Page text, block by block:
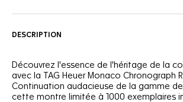
DESCRIPTION
Découvrez l'essence de l'héritage de la
avec la TAG Heuer Monaco Chronograph
Continuation audacieuse de la gamme de
cette montre limitée à 1000 exemplaires